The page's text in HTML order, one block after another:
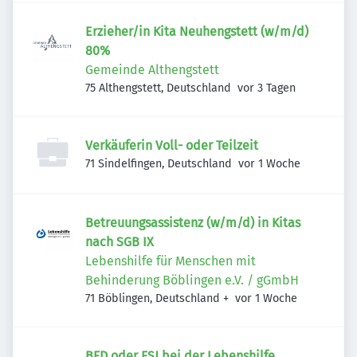
Erzieher/in Kita Neuhengstett (w/m/d)
80%
Gemeinde Althengstett
75 Althengstett, Deutschland Veröffentlicht
vor 3 Tagen
Verkäuferin Voll- oder Teilzeit
71 Sindelfingen, Deutschland Veröffentlicht
vor 1 Woche
Betreuungsassistenz (w/m/d) in Kitas
nach SGB IX
Lebenshilfe für Menschen mit
Behinderung Böblingen e.V. / gGmbH
71 Böblingen, Deutschland + Veröffentlicht
vor 1 Woche